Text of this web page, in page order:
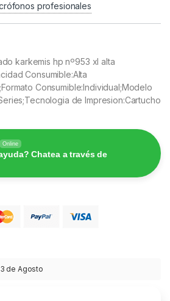
profesionales
karkemis hp nº953 xl alta
Consumible:Alta
Consumible:Individual;Modelo
de Impresion:Cartucho
Online
Chatea a través de
de Agosto